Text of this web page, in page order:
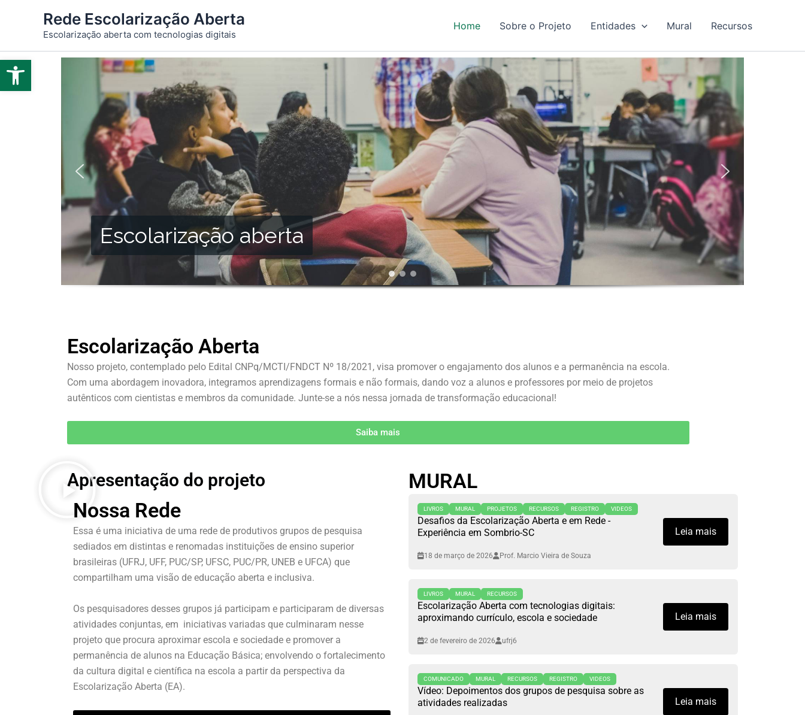
Abrir a barra de ferramentas
conteúdo
Rede Escolarização Aberta
Escolarização aberta com tecnologias digitais
Home Sobre o Projeto Entidades Mural Recursos
Escolarização aberta
Escolarização Aberta
Nosso projeto, contemplado pelo Edital CNPq/MCTI/FNDCT Nº 18/2021, visa promover o engajamento dos alunos e a permanência na escola.
Com uma abordagem inovadora, integramos aprendizagens formais e não formais, dando voz a alunos e professores por meio de projetos
autênticos com cientistas e membros da comunidade. Junte-se a nós nessa jornada de transformação educacional!
Saiba mais
Apresentação do projeto
Nossa Rede
Essa é uma iniciativa de uma rede de produtivos grupos de pesquisa
sediados em distintas e renomadas instituições de ensino superior
brasileiras (UFRJ, UFF, PUC/SP, UFSC, PUC/PR, UNEB e UFCA) que
compartilham uma visão de educação aberta e inclusiva.
Os pesquisadores desses grupos já participam e participaram de diversas
atividades conjuntas, em iniciativas variadas que culminaram nesse
projeto que procura aproximar escola e sociedade e promover a
permanência de alunos na Educação Básica; envolvendo o fortalecimento
da cultura digital e científica na escola a partir da perspectiva da
Escolarização Aberta (EA).
MURAL
LIVROS MURAL PROJETOS RECURSOS REGISTRO VIDEOS
Desafios da Escolarização Aberta e em Rede -
Experiência em Sombrio-SC
18 de março de 2026 Prof. Marcio Vieira de Souza
Leia mais
LIVROS MURAL RECURSOS
Escolarização Aberta com tecnologias digitais:
aproximando currículo, escola e sociedade
2 de fevereiro de 2026 ufrj6
Leia mais
COMUNICADO MURAL RECURSOS REGISTRO VIDEOS
Vídeo: Depoimentos dos grupos de pesquisa sobre as
atividades realizadas
Leia mais